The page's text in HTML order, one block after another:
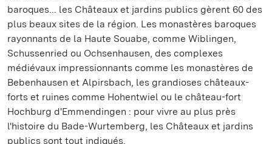
baroques... les Châteaux et jardins publics gèrent 60 des
plus beaux sites de la région. Les monastères baroques
rayonnants de la Haute Souabe, comme Wiblingen,
Schussenried ou Ochsenhausen, des complexes
médiévaux impressionnants comme les monastères de
Bebenhausen et Alpirsbach, les grandioses châteaux-
forts et ruines comme Hohentwiel ou le château-fort
Hochburg d'Emmendingen : pour vivre au plus près
l'histoire du Bade-Wurtemberg, les Châteaux et jardins
publics sont tout indiqués.